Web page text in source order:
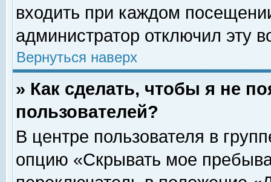
входить при каждом
администратор отключил эту
Вернуться наверх
» Как сделать, чтобы я не
пользователей?
В центре пользователя в
опцию «Скрывать мое